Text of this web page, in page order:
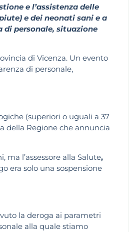
e l’assistenza delle
e dei neonati sani e a
di personale, situazione
di Vicenza. Un evento
di personale,
(superiori o uguali a 37
della Regione che annuncia
ma l’assessore alla Salute,
era solo una sospensione
la deroga ai parametri
alla quale stiamo